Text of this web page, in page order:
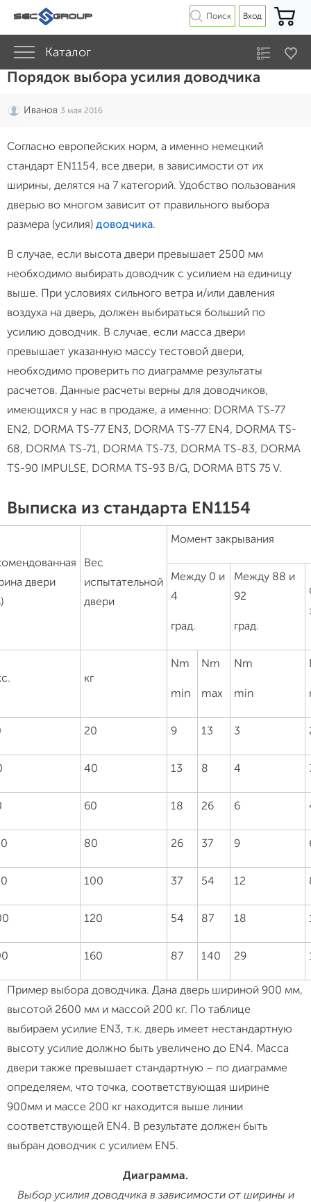
Поиск Вход
Каталог
Порядок выбора усилия доводчика
Иванов 3 мая 2016
Согласно европейских норм, а именно немецкий
стандарт EN1154, все двери, в зависимости от их
ширины, делятся на 7 категорий. Удобство пользования
дверью во многом зависит от правильного выбора
размера (усилия) доводчика.
В случае, если высота двери превышает 2500 мм
необходимо выбирать доводчик с усилием на единицу
выше. При условиях сильного ветра и/или давления
воздуха на дверь, должен выбираться больший по
усилию доводчик. В случае, если масса двери
превышает указанную массу тестовой двери,
необходимо проверить по диаграмме результаты
расчетов. Данные расчеты верны для доводчиков,
имеющихся у нас в продаже, а именно: DORMA TS-77
EN2, DORMA TS-77 EN3, DORMA TS-77 EN4, DORMA TS-
68, DORMA TS-71, DORMA TS-73, DORMA TS-83, DORMA
TS-90 IMPULSE, DORMA TS-93 B/G, DORMA BTS 75 V.
Выписка из стандарта EN1154
двери
Вес
испытательной
двери
Момент закрывания
Между 0 и
4
град.
Между 88 и
92
град.
кг
Nm
min
Nm
max
Nm
min
20 9 13 3
40 13 8 4
60 18 26 6
80 26 37 9
100 37 54 12
120 54 87 18
160 87 140 29
Пример выбора доводчика. Дана дверь шириной 900 мм,
высотой 2600 мм и массой 200 кг. По таблице
выбираем усилие EN3, т.к. дверь имеет нестандартную
высоту усилие должно быть увеличено до EN4. Масса
двери также превышает стандартную – по диаграмме
определяем, что точка, соответствующая ширине
900мм и массе 200 кг находится выше линии
соответствующей EN4. В результате должен быть
выбран доводчик с усилием EN5.
Диаграмма.
Выбор усилия доводчика в зависимости от ширины и